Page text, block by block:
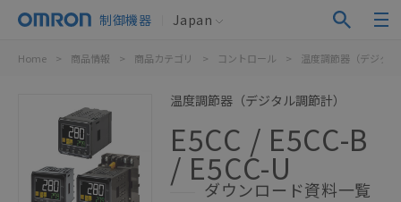
制御機器 Japan
Home > 商品情報 > 商品カテゴリ > コントロール > 温度調節器（デジタ
温度調節器（デジタル調節計）
E5CC / E5CC-B
/ E5CC-U
ダウンロード資料一覧